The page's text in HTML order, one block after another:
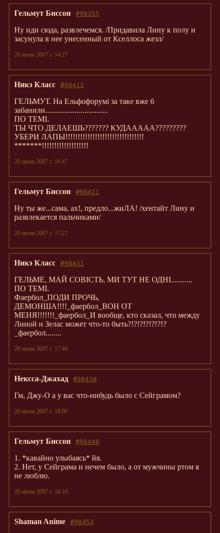
#98355
Гельмут Биссон
Ну иди сюда, развлечемся. /Придавила Лину к полу и
засунула в нее унесенный от Кселлоса жезл/
20 июня 2007 г. 14:27
#98412
Никэ Класс
ГЕЛЬМУТ. На Ельфофорумі за таке вже б
забанили................................
ПО ТЕМІ.
ТЫ ЧТО ДЕЛАЕШЬ??????? КУДААААА?????????
УБЕРИ ЛАПЫ!!!!!!!!!!!!!!!!!!!!!!!!!!!!!!!!
*******!!!!!!!!!!!!!!!!!!!
20 июня 2007 г. 16:47
#98421
Гельмут Биссон
Ну ты же...сама, ах!, предло...жиЛА! /хентайт Лину и
развлекается пальчиками/
20 июня 2007 г. 17:21
#98431
Никэ Класс
ГЕЛЬМЕ, МАЙ СОВІСТЬ, МИ ТУТ НЕ ОДНІ...........
ПО ТЕМІ.
Фаербол_ПОДИ ПРОЧЬ,
ДЕМОНША!!!!_фаербол_ВОН ОТ
МЕНЯ!!!!!!!_фаербол_И вообще, кто сказал, что между
Линой и Зелас может что-то быть?!?!?!?!?!?!?
_фаербол........
20 июня 2007 г. 17:46
#98438
Нексса-Джахад
Гм, Джу-О а у вас что-нибудь было с Сейграмом?
20 июня 2007 г. 18:00
#98440
Гельмут Биссон
1. *кавайно улыбаясь* йя.
2. Нет, у Сейграма и нечем было, а от мужчины ртом я
не люблю.
20 июня 2007 г. 18:16
#98453
Shaman Anime